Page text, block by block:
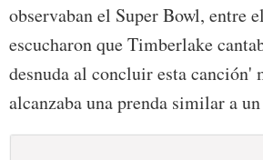
observaban el Super Bowl, entre
escucharon que Timberlake
desnuda al concluir esta canción'
alcanzaba una prenda similar a